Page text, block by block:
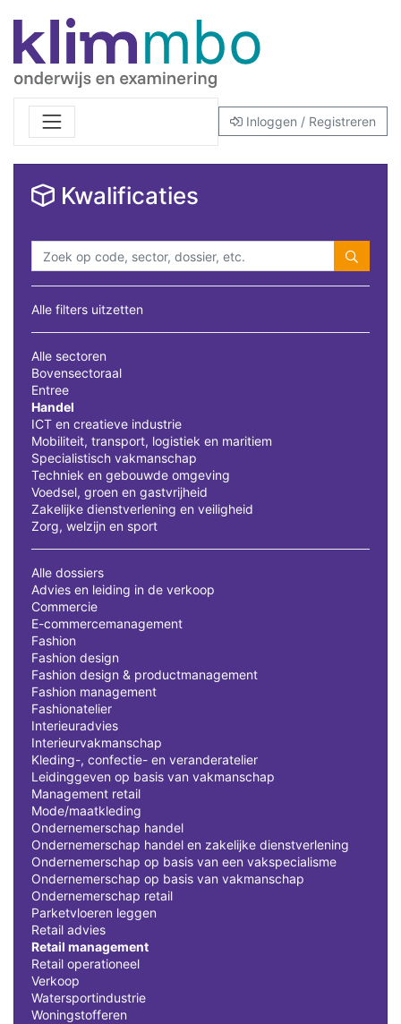
Inloggen / Registreren
Kwalificaties
Alle filters uitzetten
Alle sectoren
Bovensectoraal
Entree
Handel
ICT en creatieve industrie
Mobiliteit, transport, logistiek en maritiem
Specialistisch vakmanschap
Techniek en gebouwde omgeving
Voedsel, groen en gastvrijheid
Zakelijke dienstverlening en veiligheid
Zorg, welzijn en sport
Alle dossiers
Advies en leiding in de verkoop
Commercie
E-commercemanagement
Fashion
Fashion design
Fashion design & productmanagement
Fashion management
Fashionatelier
Interieuradvies
Interieurvakmanschap
Kleding-, confectie- en veranderatelier
Leidinggeven op basis van vakmanschap
Management retail
Mode/maatkleding
Ondernemerschap handel
Ondernemerschap handel en zakelijke dienstverlening
Ondernemerschap op basis van een vakspecialisme
Ondernemerschap op basis van vakmanschap
Ondernemerschap retail
Parketvloeren leggen
Retail advies
Retail management
Retail operationeel
Verkoop
Watersportindustrie
Woningstofferen